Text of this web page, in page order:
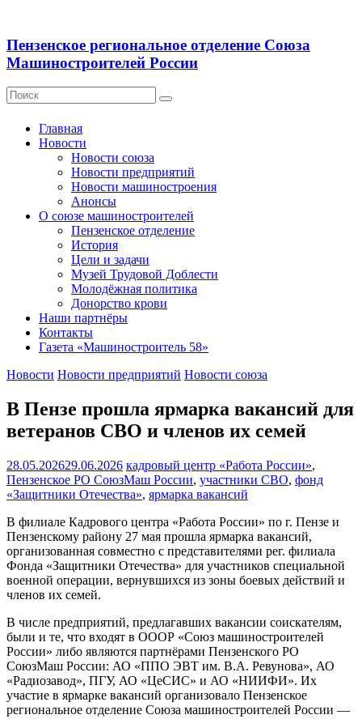
Пензенское региональное отделение Союза
Машиностроителей России
Главная
Новости
Новости союза
Новости предприятий
Новости машиностроения
Анонсы
О союзе машиностроителей
Пензенское отделение
История
Цели и задачи
Музей Трудовой Доблести
Молодёжная политика
Донорство крови
Наши партнёры
Контакты
Газета «Машиностроитель 58»
Новости Новости предприятий Новости союза
В Пензе прошла ярмарка вакансий для
ветеранов СВО и членов их семей
28.05.202629.06.2026 кадровый центр «Работа России»,
Пензенское РО СоюзМаш России, участники СВО, фонд
«Защитники Отечества», ярмарка вакансий
В филиале Кадрового центра «Работа России» по г. Пензе и
Пензенскому району 27 мая прошла ярмарка вакансий,
организованная совместно с представителями рег. филиала
Фонда «Защитники Отечества» для участников специальной
военной операции, вернувшихся из зоны боевых действий и
членов их семей.
В числе предприятий, предлагавших вакансии соискателям,
были и те, что входят в ОООР «Союз машиностроителей
России» либо являются партнёрами Пензенского РО
СоюзМаш России: АО «ППО ЭВТ им. В.А. Ревунова», АО
«Радиозавод», ПГУ, АО «ЦеСИС» и АО «НИИФИ». Их
участие в ярмарке вакансий организовало Пензенское
региональное отделение Союза машиностроителей России —